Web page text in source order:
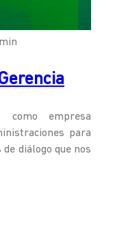
como empresa
para
diálogo que nos